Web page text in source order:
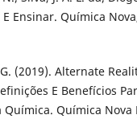
Ensinar. Química
(2019). Alternate
E Benefícios
Química Nova